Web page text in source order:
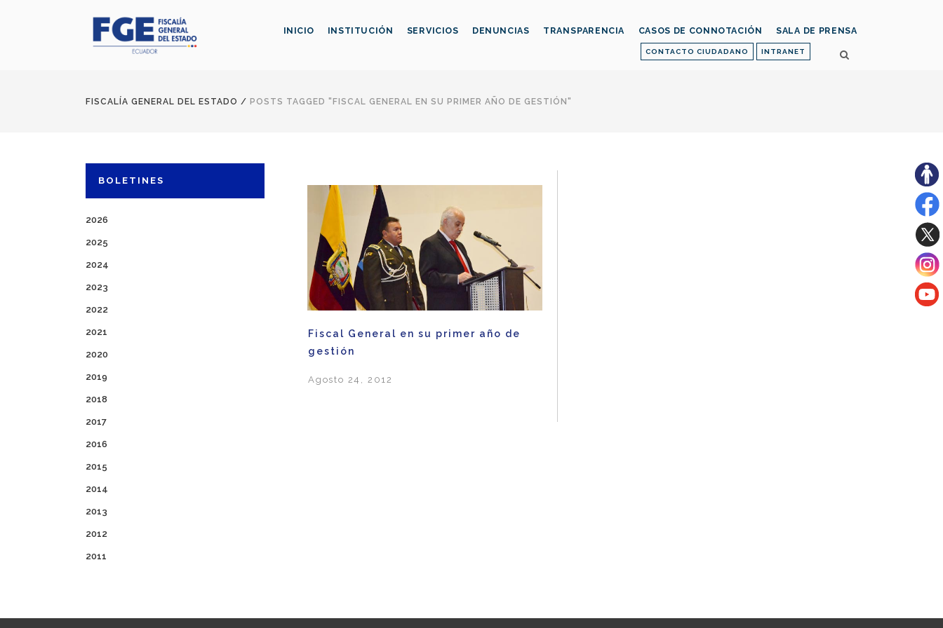
CONTACTO CIUDADANO INTRANET
INICIO INSTITUCIÓN SERVICIOS DENUNCIAS TRANSPARENCIA CASOS DE CONNOTACIÓN SALA DE PRENSA
FISCALÍA GENERAL DEL ESTADO / POSTS TAGGED "FISCAL GENERAL EN SU PRIMER AÑO DE GESTIÓN"
BOLETINES
2026
2025
2024
2023
2022
2021
2020
2019
2018
2017
2016
2015
2014
2013
2012
2011
Fiscal General en su primer año de
gestión
Agosto 24, 2012